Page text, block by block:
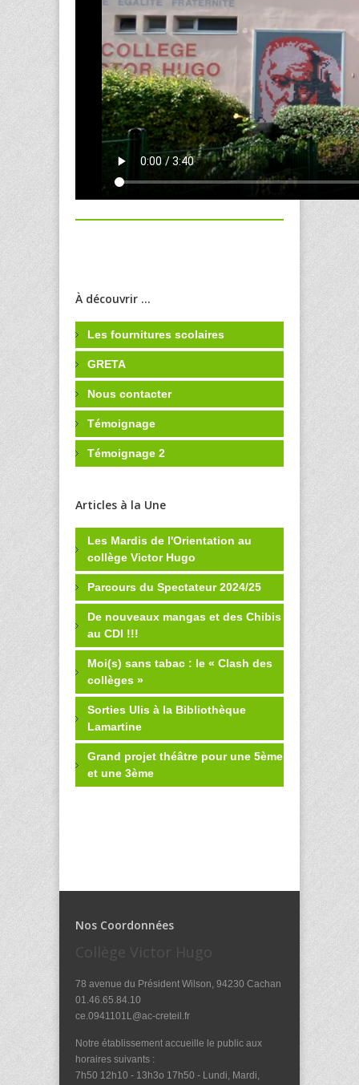
À découvrir ...
Les fournitures scolaires
GRETA
Nous contacter
Témoignage
Témoignage 2
Articles à la Une
Les Mardis de l'Orientation au
collège Victor Hugo
Parcours du Spectateur 2024/25
De nouveaux mangas et des Chibis
au CDI !!!
Moi(s) sans tabac : le « Clash des
collèges »
Sorties Ulis à la Bibliothèque
Lamartine
Grand projet théâtre pour une 5ème
et une 3ème
Nos Coordonnées
Collège Victor Hugo
78 avenue du Président Wilson, 94230 Cachan
01.46.65.84.10
ce.0941101L@ac-creteil.fr
Notre établissement accueille le public aux
horaires suivants :
7h50 12h10 - 13h3o 17h50 - Lundi, Mardi,